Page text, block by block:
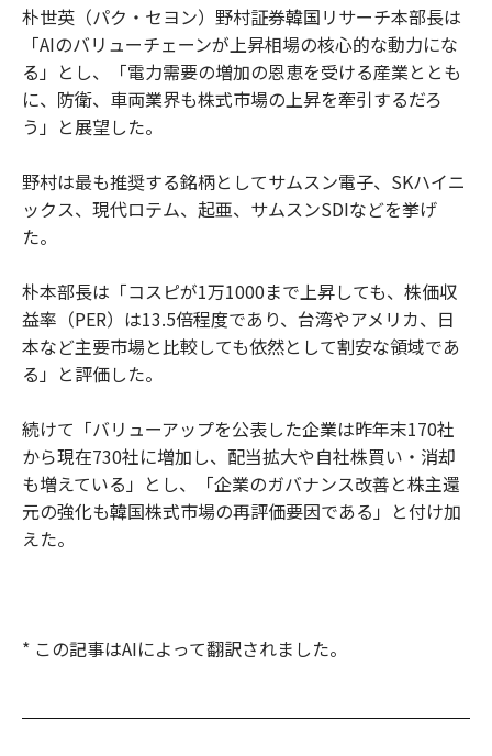
朴世英（パク・セヨン）野村証券韓国リサーチ本部長は
「AIのバリューチェーンが上昇相場の核心的な動力にな
る」とし、「電力需要の増加の恩恵を受ける産業ととも
に、防衛、車両業界も株式市場の上昇を牽引するだろ
う」と展望した。
野村は最も推奨する銘柄としてサムスン電子、SKハイニ
ックス、現代ロテム、起亜、サムスンSDIなどを挙げ
た。
朴本部長は「コスピが1万1000まで上昇しても、株価収
益率（PER）は13.5倍程度であり、台湾やアメリカ、日
本など主要市場と比較しても依然として割安な領域であ
る」と評価した。
続けて「バリューアップを公表した企業は昨年末170社
から現在730社に増加し、配当拡大や自社株買い・消却
も増えている」とし、「企業のガバナンス改善と株主還
元の強化も韓国株式市場の再評価要因である」と付け加
えた。
* この記事はAIによって翻訳されました。